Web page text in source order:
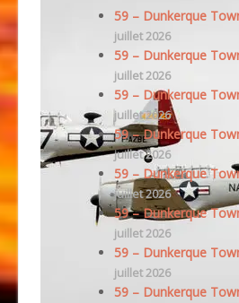
59 – Dunkerque
juillet 2026
59 – Dunkerque
juillet 2026
59 – Dunkerque
juillet 2026
59 – Dunkerque
juillet 2026
59 – Dunkerque
juillet 2026
59 – Dunkerque
juillet 2026
59 – Dunkerque
juillet 2026
59 – Dunkerque